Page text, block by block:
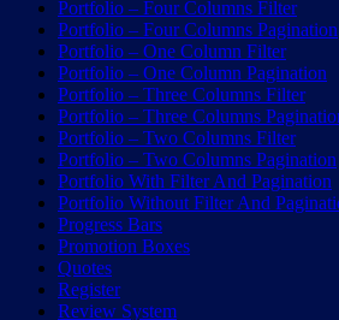
Portfolio – Four Columns Filter
Portfolio – Four Columns Pagination
Portfolio – One Column Filter
Portfolio – One Column Pagination
Portfolio – Three Columns Filter
Portfolio – Three Columns
Portfolio – Two Columns Filter
Portfolio – Two Columns Pagination
Portfolio With Filter And Pagination
Portfolio Without Filter And
Progress Bars
Promotion Boxes
Quotes
Register
Review System